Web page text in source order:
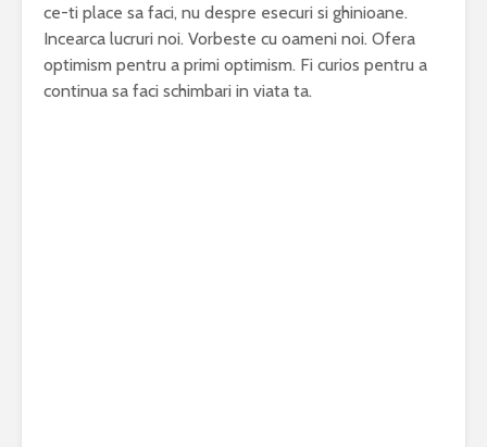
ce-ti place sa faci, nu despre esecuri si ghinioane.
Incearca lucruri noi. Vorbeste cu oameni noi. Ofera
optimism pentru a primi optimism. Fi curios pentru a
continua sa faci schimbari in viata ta.